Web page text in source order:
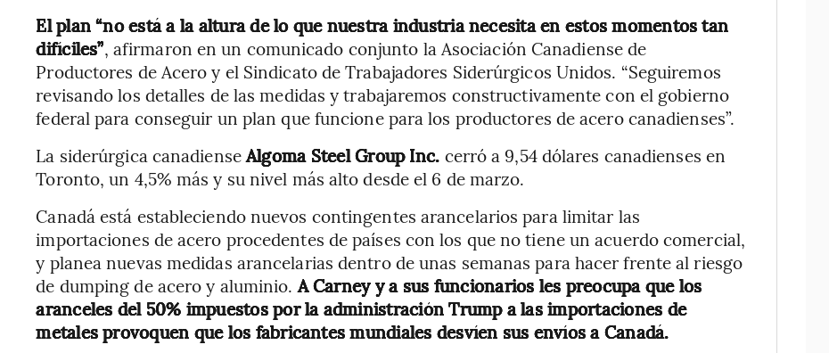
El plan “no está a la altura de lo que nuestra industria necesita en estos momentos tan
difíciles”, afirmaron en un comunicado conjunto la Asociación Canadiense de
Productores de Acero y el Sindicato de Trabajadores Siderúrgicos Unidos. “Seguiremos
revisando los detalles de las medidas y trabajaremos constructivamente con el gobierno
federal para conseguir un plan que funcione para los productores de acero canadienses”.
La siderúrgica canadienseAlgoma Steel Group Inc. cerró a 9,54 dólares canadienses en
Toronto, un 4,5% más y su nivel más alto desde el 6 de marzo.
Canadá está estableciendo nuevos contingentes arancelarios para limitar las
importaciones de acero procedentes de países con los que no tiene un acuerdo comercial,
y planea nuevas medidas arancelarias dentro de unas semanas para hacer frente al riesgo
de dumping de acero y aluminio.A Carney y a sus funcionarios les preocupa que los
aranceles del 50% impuestos por la administración Trump a las importaciones de
metales provoquen que los fabricantes mundiales desvíen sus envíos a Canadá.